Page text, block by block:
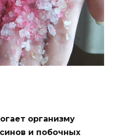
организму
и побочных